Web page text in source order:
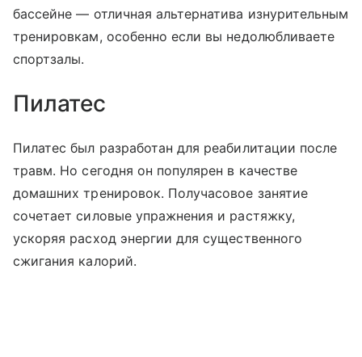
бассейне — отличная альтернатива изнурительным
тренировкам, особенно если вы недолюбливаете
спортзалы.
Пилатес
Пилатес был разработан для реабилитации после
травм. Но сегодня он популярен в качестве
домашних тренировок. Получасовое занятие
сочетает силовые упражнения и растяжку,
ускоряя расход энергии для существенного
сжигания калорий.